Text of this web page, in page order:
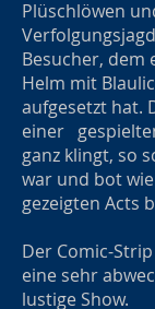
Plüschlöwen
Besucher, dem
Helm mit
aufgesetzt hat.
einer
ganz klingt, so
war und bot
gezeigten Acts
Der Comic-
eine sehr
lustige Show.